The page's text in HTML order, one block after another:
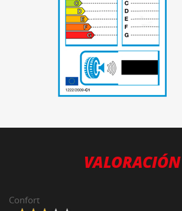
VALORACIÓN
Confort